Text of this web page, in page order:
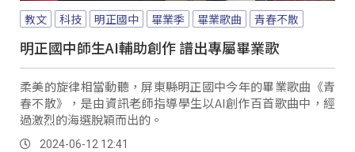
教文 科技 明正國中 畢業季 畢業歌曲 青春不散
明正國中師生AI輔助創作 譜出專屬畢業歌
柔美的旋律相當動聽，屏東縣明正國中今年的畢業歌曲《青
春不散》，是由資訊老師指導學生以AI創作百首歌曲中，經
過激烈的海選脫穎而出的。
2024-06-12 12:41